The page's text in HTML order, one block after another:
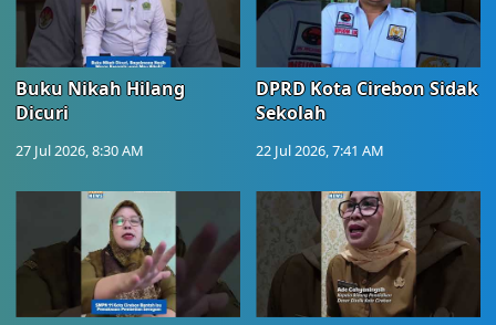
Buku Nikah Hilang
Dicuri
27 Jul 2026, 8:30 AM
DPRD Kota Cirebon Sidak
Sekolah
22 Jul 2026, 7:41 AM